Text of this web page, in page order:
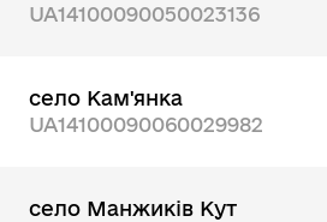
UA14100090050023136
село Кам'янка
UA14100090060029982
село Манжиків Кут